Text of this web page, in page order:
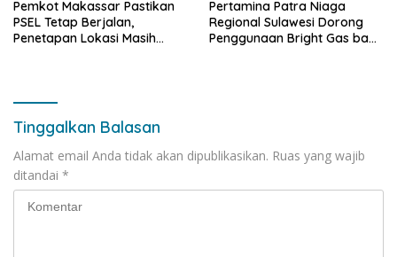
Pemkot Makassar Pastikan
PSEL Tetap Berjalan,
Penetapan Lokasi Masih
Pertamina Patra Niaga
Regional Sulawesi Dorong
Penggunaan Bright Gas bagi
Tinggalkan Balasan
Alamat email Anda tidak akan dipublikasikan. Ruas yang wajib
ditandai *